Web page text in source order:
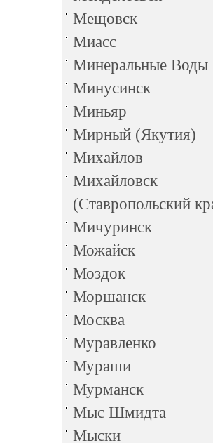
Мещовск
Миасс
Минеральные Воды
Минусинск
Миньяр
Мирный (Якутия)
Михайлов
Михайловск
(Ставропольский
Мичуринск
Можайск
Моздок
Моршанск
Москва
Муравленко
Мураши
Мурманск
Мыс Шмидта
Мыски